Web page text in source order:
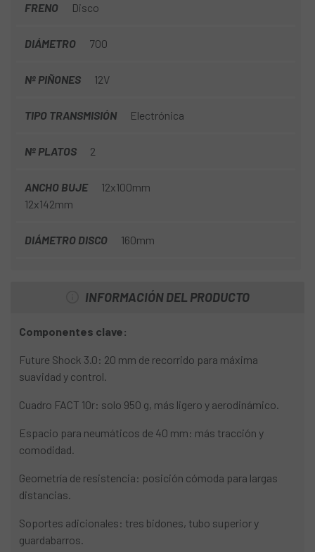
FRENO Disco
DIÁMETRO 700
Nº PIÑONES 12V
TIPO TRANSMISIÓN Electrónica
Nº PLATOS 2
ANCHO BUJE
12x100mm
12x142mm
DIÁMETRO DISCO 160mm
INFORMACIÓN DEL PRODUCTO
Componentes clave:
Future Shock 3.0: 20 mm de recorrido para máxima
suavidad y control.
Cuadro FACT 10r: solo 950 g, más ligero y aerodinámico.
Espacio para neumáticos de 40 mm: más tracción y
comodidad.
Geometría de resistencia: posición cómoda para largas
distancias.
Soportes adicionales: tres bidones, tubo superior y
guardabarros.